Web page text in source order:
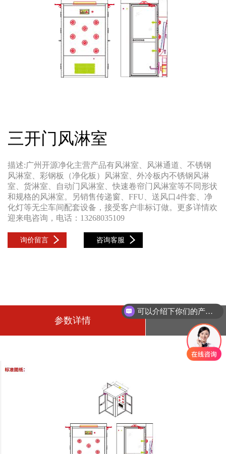
三开门风淋室
描述:广州开源净化主营产品有风淋室、风淋通道、不锈钢
风淋室、彩钢板（净化板）风淋室、外冷板内不锈钢风淋
室、货淋室、自动门风淋室、快速卷帘门风淋室等不同形状
和规格的风淋室。另销售传递窗、FFU、送风口4件套、净
化灯等无尘车间配套设备，接受客户非标订做。更多详情欢
迎来电咨询，电话：13268035109
询价留言 咨询客服
参数详情
可以介绍下你们的产品么